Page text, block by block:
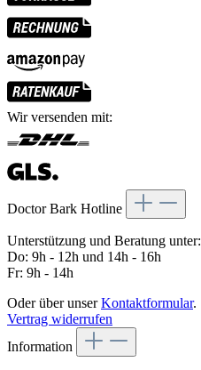
Wir versenden mit:
Doctor Bark Hotline
Unterstützung und Beratung unter:
Do: 9h - 12h und 14h - 16h
Fr: 9h - 14h
Oder über unserKontaktformular.
Vertrag widerrufen
Information